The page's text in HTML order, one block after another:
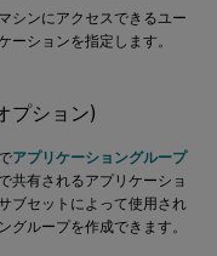
シンにアクセスできるユー
ーションを指定します。
プション)
アプリケーショングループ
共有されるアプリケーショ
ブセットによって使用され
グループを作成できます。